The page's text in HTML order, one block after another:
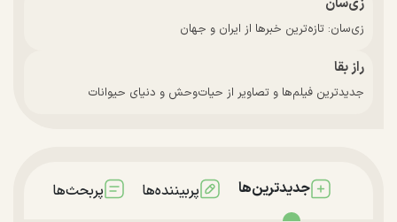
زی‌سان: تازه‌ترین خبرها از ایران و جهان
راز بقا
جدیدترین فیلم‌ها و تصاویر از حیات‌وحش و دنیای حیوانات
جدیدترین‌ها پربیننده‌ها پربحث‌ها